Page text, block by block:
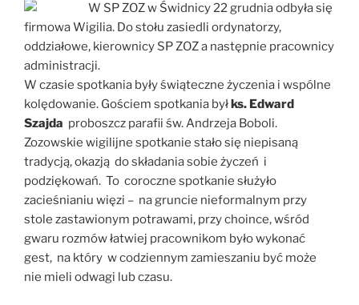
W SP ZOZ w Świdnicy 22 grudnia odbyła się
firmowa Wigilia. Do stołu zasiedli ordynatorzy,
oddziałowe, kierownicy SP ZOZ a następnie pracownicy
administracji.
W czasie spotkania były świąteczne życzenia i wspólne
kolędowanie. Gościem spotkania był ks. Edward
Szajda proboszcz parafii św. Andrzeja Boboli.
Zozowskie wigilijne spotkanie stało się niepisaną
tradycją, okazją do składania sobie życzeń i
podziękowań. To coroczne spotkanie służyło
zacieśnianiu więzi – na gruncie nieformalnym przy
stole zastawionym potrawami, przy choince, wśród
gwaru rozmów łatwiej pracownikom było wykonać
gest, na który w codziennym zamieszaniu być może
nie mieli odwagi lub czasu.